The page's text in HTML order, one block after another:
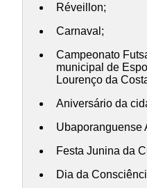
Réveillon;
Carnaval;
Campeonato
municipal de
Lourenço da
Aniversário da
Ubaporanguense
Festa Junina da
Dia da